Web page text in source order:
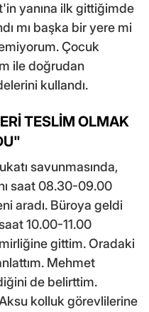
yanına ilk gittiğimde
mı başka bir yere mi
Çocuk
ile doğrudan
kullandı.
TESLİM OLMAK
savunmasında,
saat 08.30-09.00
aradı. Büroya geldi
10.00-11.00
gittim. Oradaki
Mehmet
de belirttim.
kolluk görevlilerine